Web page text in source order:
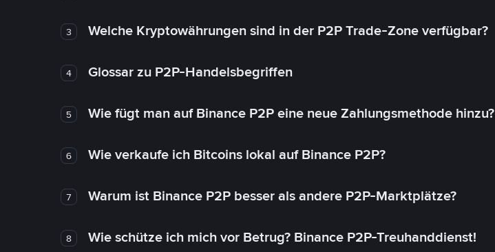
3 Welche Kryptowährungen sind in der P2P Trade-Zone verfügbar?
4 Glossar zu P2P-Handelsbegriffen
5 Wie fügt man auf Binance P2P eine neue Zahlungsmethode hinzu?
6 Wie verkaufe ich Bitcoins lokal auf Binance P2P?
7 Warum ist Binance P2P besser als andere P2P-Marktplätze?
8 Wie schütze ich mich vor Betrug? Binance P2P-Treuhanddienst!